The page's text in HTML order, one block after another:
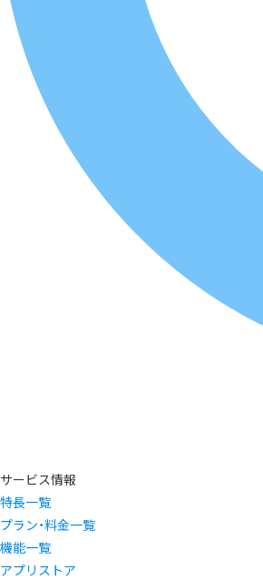
サービス情報
特長一覧
プラン・料金一覧
機能一覧
アプリストア